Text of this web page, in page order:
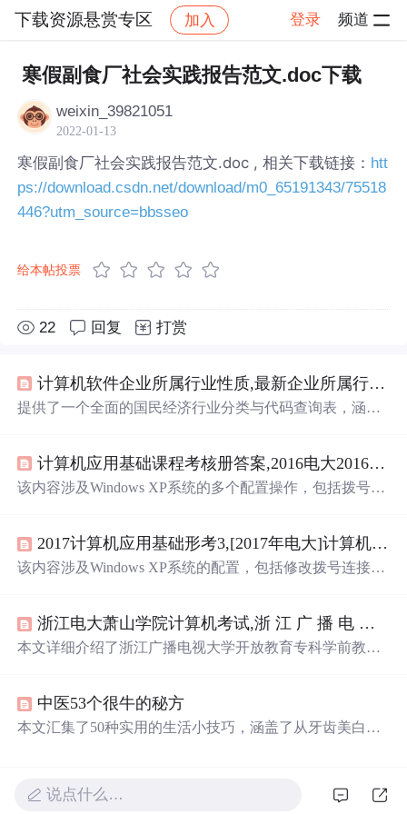
下载资源悬赏专区 加入 登录 频道
社区 下载资源悬赏专区 帖子详情
寒假副食厂社会实践报告范文.doc下载
weixin_39821051
2022-01-13
寒假副食厂社会实践报告范文.doc , 相关下载链接： htt
ps://download.csdn.net/download/m0_65191343/75518
446?utm_source=bbsseo
给本帖投票
22 回复 打赏
计算机软件企业所属行业性质,最新企业所属行业类别、分类及行业代码查询表.
提供了一个全面的国民经济行业分类与代码查询表，涵盖
计算机应用基础课程考核册答案,2016电大2016计算机应用基础形成性考核册上机操作答案.
该内容涉及Windows XP系统的多个配置操作，包括拨号连
包含了Word文档的文字输入与格式编辑，如标题样式、文
字替换、下划线类型、图片插入等。此外，还涵盖了Excel
2017计算机应用基础形考3,[2017年电大]计算机应用基础形成性考核册上机操作答案.
该内容涉及Windows XP系统的配置，包括修改拨号连接的
明了如何在资源管理器中创建和管理目录结构，移动、复
制、删除文件，以及设置文件的只读和隐藏属性。同时，
面，创建了包含多个国家在亚太地区投资的数据表格，并
进行了数据计算和格式调整。
浙江电大萧山学院计算机考试,浙 江 广 播 电 视 大 学 - 浙江电大萧山学院.
本文详细介绍了浙江广播电视大学开放教育专科学前教育
例。考核内容涉及婴幼儿营养与成长的关系、喂养方式、
常见营养性疾病及各类食品的营养价值。此外，还提供了
中医53个很牛的秘方
本文汇集了50种实用的生活小技巧，涵盖了从牙齿美白到
常生活中的诸多小困扰。
说点什么…